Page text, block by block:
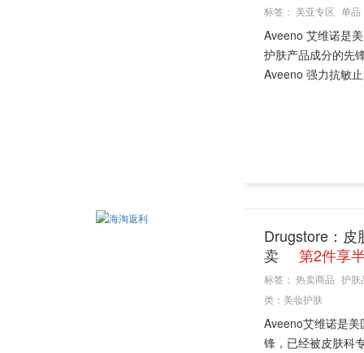
标签： 美亚专区 单品
Aveeno 艾维诺是
护肤产品成分的先
Aveeno 强力抗敏
Drugstore：皮
卖
第2件享
标签： 热卖商品 护肤
类： 美妆护肤
Aveeno艾维诺是
锋，已经被皮肤科